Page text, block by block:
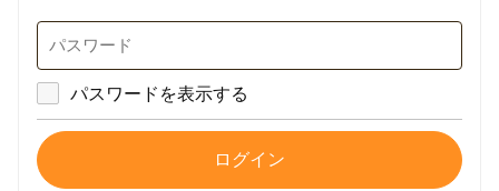
パスワードを表示する